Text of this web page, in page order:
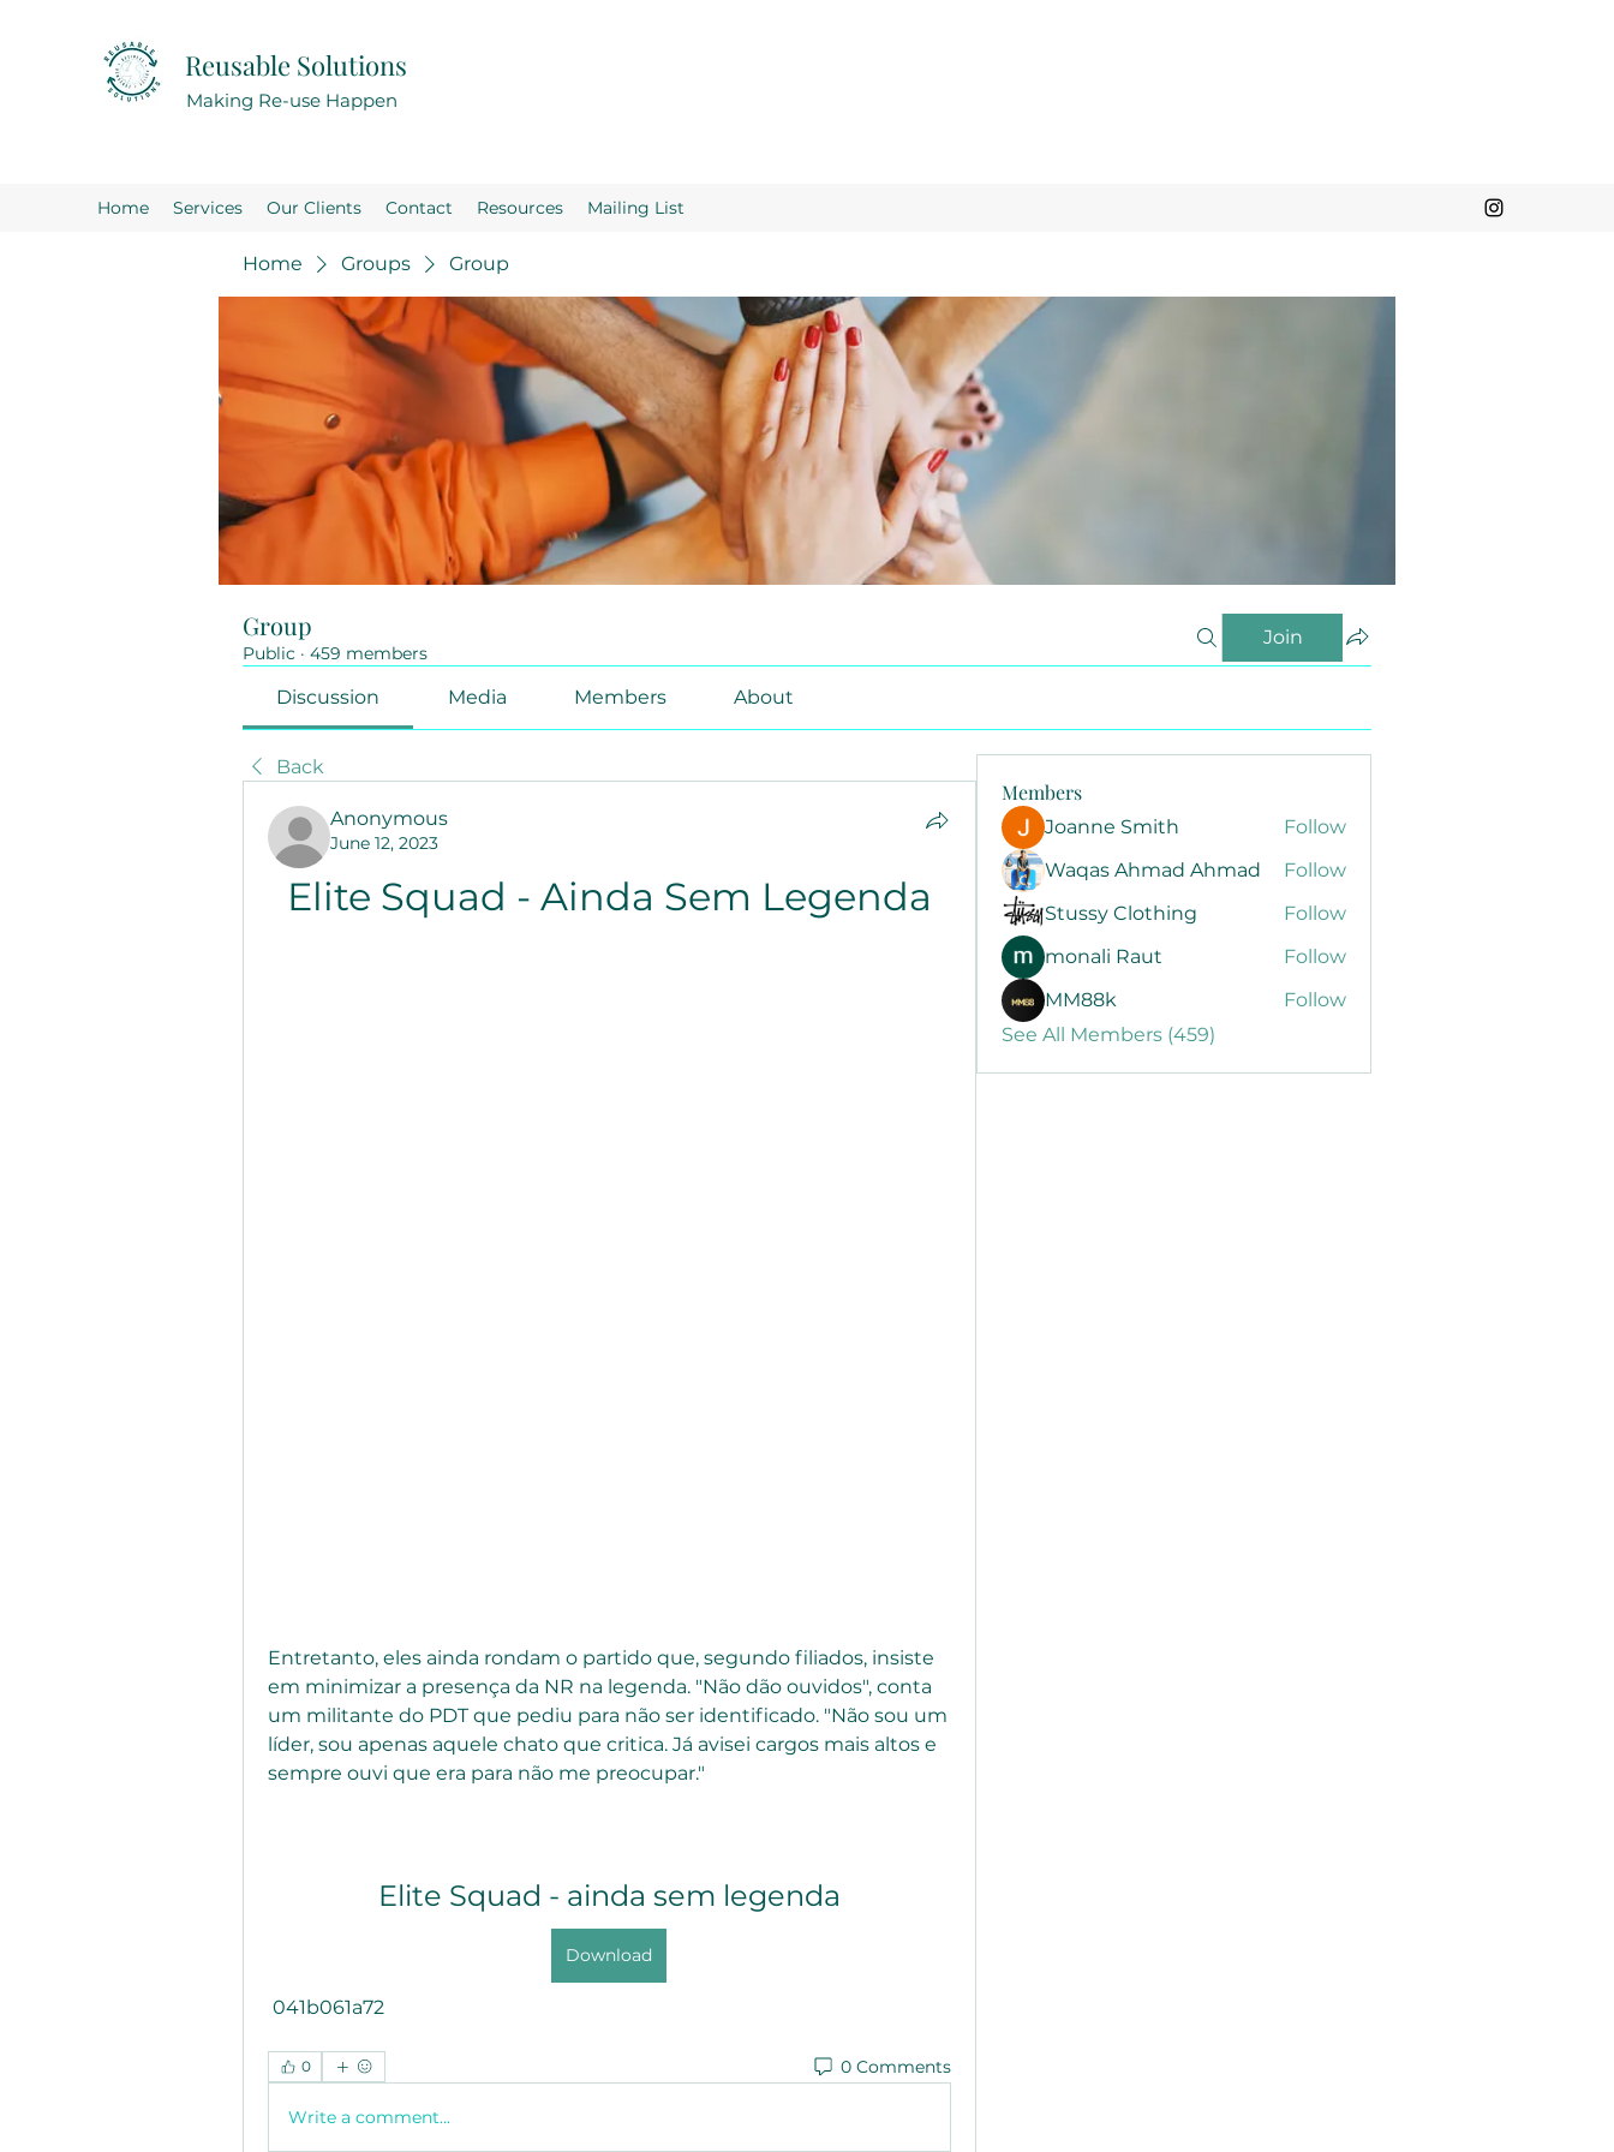
Reusable Solutions
Making Re-use Happen
Home Services Our Clients Contact Resources Mailing List
Home Groups Group
Group
Public · 459 members
Join
Discussion Media Members About
Back
Anonymous
June 12, 2023
Elite Squad - Ainda Sem Legenda
Entretanto, eles ainda rondam o partido que, segundo filiados, insiste
em minimizar a presença da NR na legenda. "Não dão ouvidos", conta
um militante do PDT que pediu para não ser identificado. "Não sou um
líder, sou apenas aquele chato que critica. Já avisei cargos mais altos e
sempre ouvi que era para não me preocupar."
Elite Squad - ainda sem legenda
Download
041b061a72
0 0 Comments
Write a comment...
Members
Joanne Smith
Follow
Waqas Ahmad Ahmad
Follow
Stussy Clothing
Follow
monali Raut
Follow
MM88k
Follow
See All Members (459)